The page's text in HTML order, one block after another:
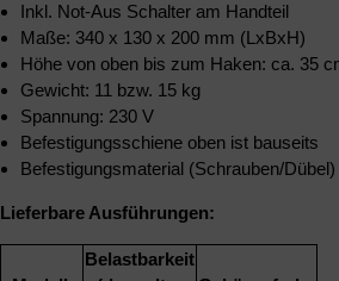
Inkl. Not-Aus Schalter am Handteil
Maße: 340 x 130 x 200 mm (LxBxH)
Höhe von oben bis zum Haken: ca. 35
Gewicht: 11 bzw. 15 kg
Spannung: 230 V
Befestigungsschiene oben ist bauseits
Befestigungsmaterial (Schrauben/
Lieferbare Ausführungen:
Belastbarkeit